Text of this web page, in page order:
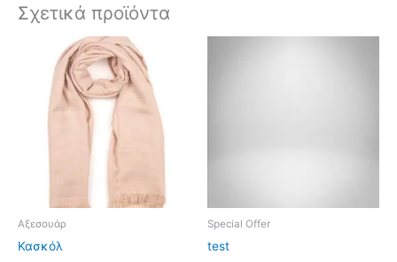
Σχετικά προϊόντα
Αξεσουάρ
Κασκόλ
Special Offer
test